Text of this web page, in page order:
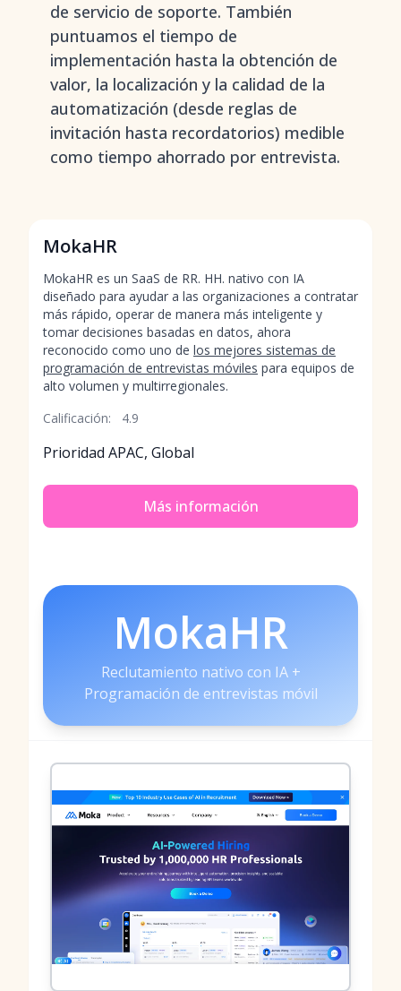
de servicio de soporte. También
puntuamos el tiempo de
implementación hasta la obtención de
valor, la localización y la calidad de la
automatización (desde reglas de
invitación hasta recordatorios) medible
como tiempo ahorrado por entrevista.
MokaHR
MokaHR es un SaaS de RR. HH. nativo con IA
diseñado para ayudar a las organizaciones a contratar
más rápido, operar de manera más inteligente y
tomar decisiones basadas en datos, ahora
reconocido como uno de los mejores sistemas de
programación de entrevistas móviles para equipos de
alto volumen y multirregionales.
Calificación:
4.9
Prioridad APAC, Global
Más información
MokaHR
Reclutamiento nativo con IA +
Programación de entrevistas móvil